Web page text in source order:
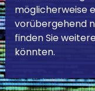
Suche
möglicherweise
vorübergehend
finden Sie
könnten.